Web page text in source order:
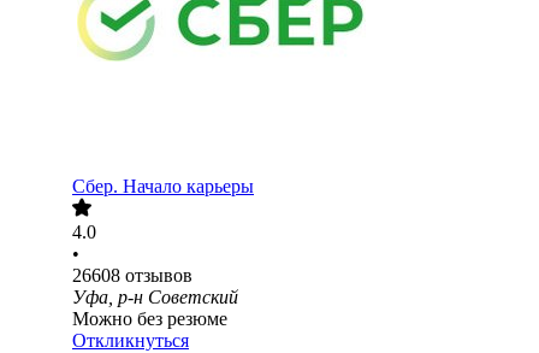
Сбер. Начало карьеры
4.0
•
26608 отзывов
Уфа, р-н Советский
Можно без резюме
Откликнуться